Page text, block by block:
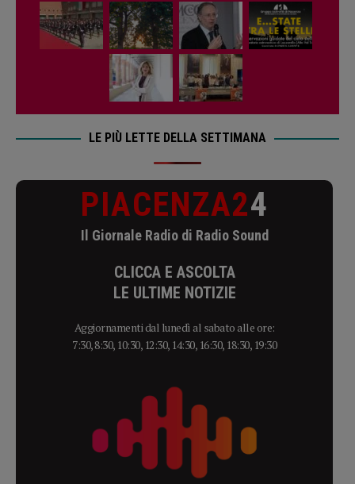
LE PIÙ LETTE DELLA SETTIMANA
PIACENZA24
Il Giornale Radio di Radio Sound
CLICCA E ASCOLTA
LE ULTIME NOTIZIE
Aggiornamenti dal lunedì al sabato alle ore:
7:30, 8:30, 10:30, 12:30, 14:30, 16:30, 18:30, 19:30